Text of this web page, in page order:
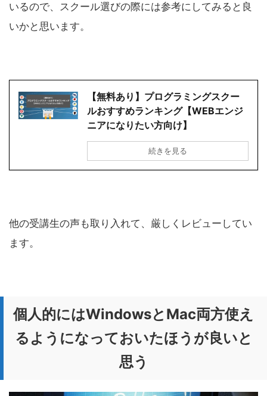
いるので、スクール選びの際には参考にしてみると良
いかと思います。
【無料あり】プログラミングスクー
ルおすすめランキング【WEBエンジ
ニアになりたい方向け】
続きを見る
他の受講生の声も取り入れて、厳しくレビューしてい
ます。
個人的にはWindowsとMac両方使え
るようになっておいたほうが良いと
思う